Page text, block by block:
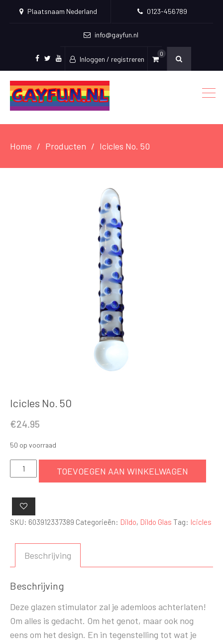
Plaatsnaam Nederland 0123-456789
info@gayfun.nl
Facebook
TwitterYoutube
Inloggen / registreren
0
Home Producten Icicles No. 50
Icicles No. 50
€24.95
50 op voorraad
Icicles
No.
aantal
TOEVOEGEN AAN WINKELWAGEN
SKU: 603912337389 Categorieën: Dildo, Dildo Glas Tag: Icicles
Beschrijving
Beschrijving
Deze glazen stimulator zal je ademloos achterlaten!
Om alles is gedacht. Om het genot, maar ook nog
eens om het design. En in tegenstelling tot wat je